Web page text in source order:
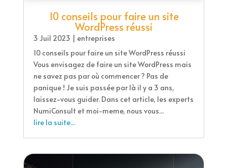
10 conseils pour faire un site
WordPress réussi
3 Juil 2023
entreprises
10 conseils pour faire un site WordPress réussi
Vous envisagez de faire un site WordPress mais
ne savez pas par où commencer ? Pas de
panique ! Je suis passée par là il y a 3 ans,
laissez-vous guider. Dans cet article, les experts
NumiConsult et moi-meme, nous vous...
lire la suite...